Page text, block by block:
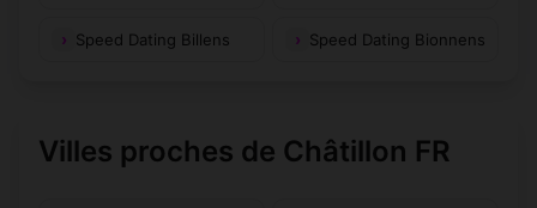
Speed Dating Billens Speed Dating Bionnens
Villes proches de Châtillon FR